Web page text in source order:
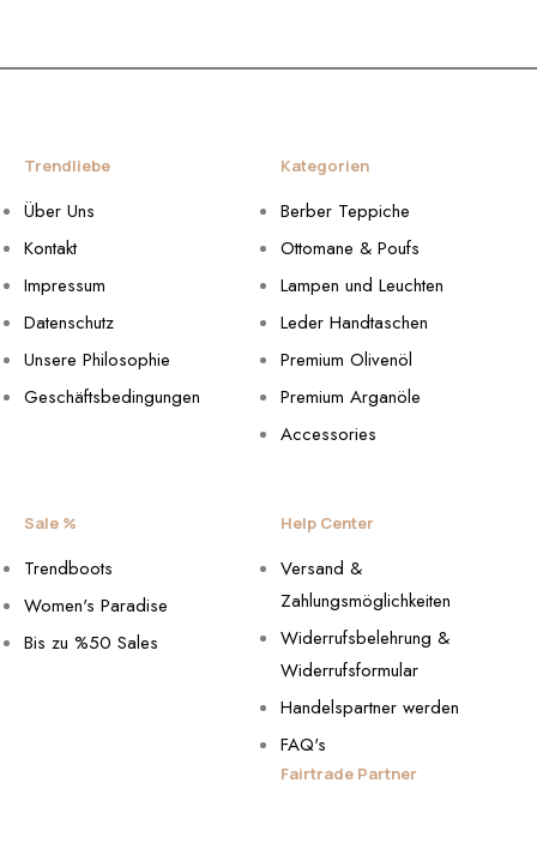
Trendliebe
Über Uns
Kontakt
Impressum
Datenschutz
Unsere Philosophie
Geschäftsbedingungen
Kategorien
Berber Teppiche
Ottomane & Poufs
Lampen und Leuchten
Leder Handtaschen
Premium Olivenöl
Premium Arganöle
Accessories
Sale %
Trendboots
Women's Paradise
Bis zu %50 Sales
Help Center
Versand &
Zahlungsmöglichkeiten
Widerrufsbelehrung &
Widerrufsformular
Handelspartner werden
FAQ's
Fairtrade Partner